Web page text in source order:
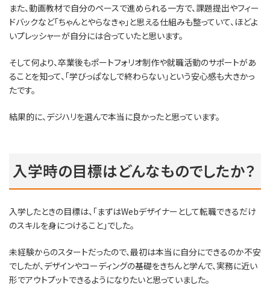
また、動画教材で自分のペースで進められる一方で、課題提出やフィー
ドバックなど「ちゃんとやらなきゃ」と思える仕組みも整っていて、ほどよ
いプレッシャーが自分には合っていたと思います。
そして何より、卒業後もポートフォリオ制作や就職活動のサポートがあ
ることを知って、「学びっぱなしで終わらない」という安心感も大きかっ
たです。
結果的に、デジハリを選んで本当に良かったと思っています。
入学時の目標はどんなものでしたか？
入学したときの目標は、「まずはWebデザイナーとして転職できるだけ
のスキルを身につけること」でした。
未経験からのスタートだったので、最初は本当に自分にできるのか不安
でしたが、デザインやコーディングの基礎をきちんと学んで、実務に近い
形でアウトプットできるようになりたいと思っていました。